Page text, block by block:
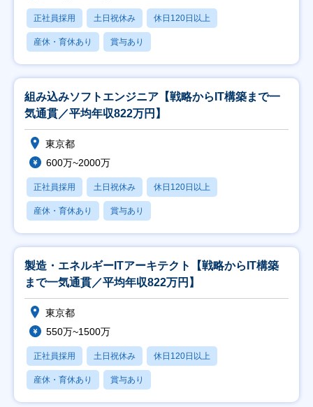
正社員採用 土日祝休み 休日120日以上
産休・育休あり 賞与あり
組み込みソフトエンジニア【戦略からIT構築まで一
気通貫／平均年収822万円】
東京都
600万~2000万
正社員採用 土日祝休み 休日120日以上
産休・育休あり 賞与あり
製造・エネルギーITアーキテクト【戦略からIT構築
まで一気通貫／平均年収822万円】
東京都
550万~1500万
正社員採用 土日祝休み 休日120日以上
産休・育休あり 賞与あり